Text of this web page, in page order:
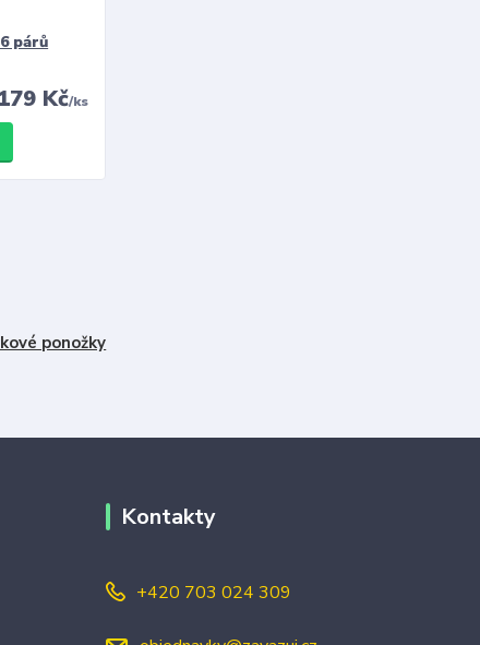
párů
Kč/ks
ponožky
Kontakty
+420 703 024 309